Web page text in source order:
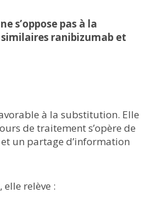
s’oppose pas à la
ranibizumab et
à la substitution. Elle
de traitement s’opère de
un partage d’information
relève :